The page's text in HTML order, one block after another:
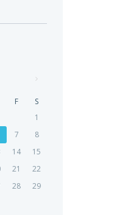
F
S
1
7
8
14
15
21
22
28
29